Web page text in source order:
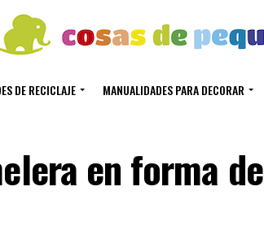
DE RECICLAJE MANUALIDADES PARA DECORAR
en forma de